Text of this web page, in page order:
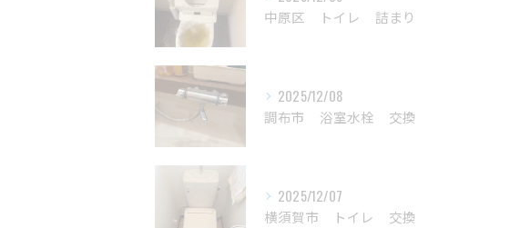
中原区 トイレ 詰まり
2025/12/08
調布市 浴室水栓 交換
2025/12/07
横須賀市 トイレ 交換